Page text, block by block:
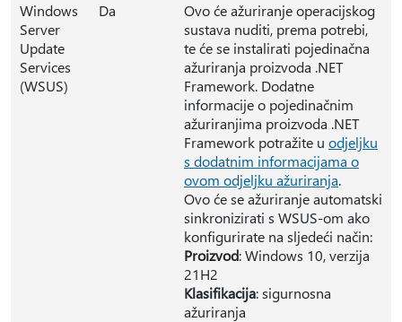
Windows
Server
Update
Services
(WSUS)
Da
Ovo će ažuriranje operacijskog
sustava nuditi, prema potrebi,
te će se instalirati pojedinačna
ažuriranja proizvoda .NET
Framework. Dodatne
informacije o pojedinačnim
ažuriranjima proizvoda .NET
Framework potražite u odjeljku
s dodatnim informacijama o
ovom odjeljku ažuriranja.
Ovo će se ažuriranje automatski
sinkronizirati s WSUS-om ako
konfigurirate na sljedeći način:
Proizvod: Windows 10, verzija
21H2
Klasifikacija: sigurnosna
ažuriranja